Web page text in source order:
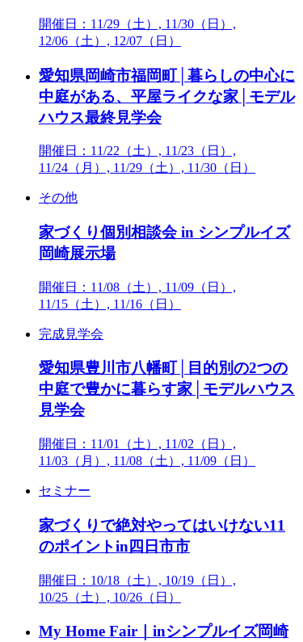
開催日：11/29（土）, 11/30（日）,
12/06（土）, 12/07（日）
愛知県岡崎市福岡町│暮らしの中心に
中庭がある、平屋ライクな家│モデル
ハウス最終見学会
開催日：11/22（土）, 11/23（日）,
11/24（月）, 11/29（土）, 11/30（日）
その他
家づくり個別相談会 in シンプルイズ
岡崎展示場
開催日：11/08（土）, 11/09（日）,
11/15（土）, 11/16（日）
完成見学会
愛知県豊川市八幡町│目的別の2つの
中庭で豊かに暮らす家│モデルハウス
見学会
開催日：11/01（土）, 11/02（日）,
11/03（月）, 11/08（土）, 11/09（日）
セミナー
家づくりで絶対やってはいけない11
のポイントin四日市市
開催日：10/18（土）, 10/19（日）,
10/25（土）, 10/26（日）
My Home Fair｜inシンプルイズ岡崎